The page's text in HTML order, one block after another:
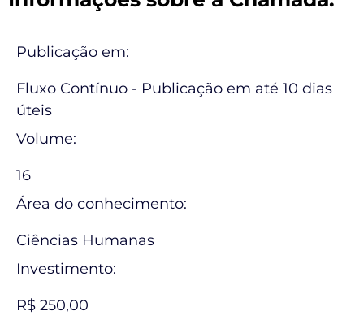
Publicação em:
Fluxo Contínuo - Publicação em até 10 dias
úteis
Volume:
16
Área do conhecimento:
Ciências Humanas
Investimento:
R$ 250,00